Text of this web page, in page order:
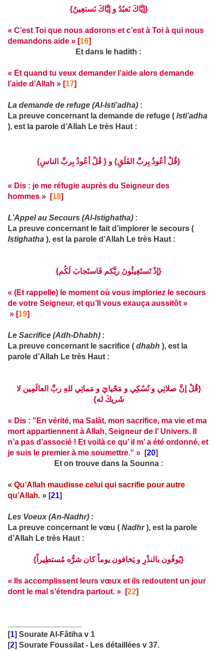
{إيَّاكَ نَعبُدُ و إيَّاكَ نَستعِينُ}
« C’est Toi que nous adorons et c’est à Toi à qui nous
demandons aide » [16]
Et dans le hadith :
« Et quand tu veux demander l’aide alors demande
l’aide d’Allah » [17]
La demande de refuge (Al-Isti’adha) :
La preuve concernant la demande de refuge ( Isti’adha
), est la parole d’Allah Le très Haut :
{قُلْ أعُوذُ بِربِّ الفَلَقِ} و { قُلْ أعُوذُ بِربِّ الناسِ}
« Dis : je me réfugie auprès du Seigneur des
hommes » [18]
L’Appel au Secours (Al-Istighatha) :
La preuve concernant le fait d’implorer le secours (
Istighatha ), est la parole d’Allah Le très Haut :
{إذْ تَستَغِيثُونَ ربَّكم فَاستَجابَ لَكُم}
« (Et rappelle) le moment où vous imploriez le secours
de votre Seigneur, et qu’Il vous exauça aussitôt »
» [19]
Le Sacrifice (Adh-Dhabh) :
La preuve concernant le sacrifice ( dhabh ), est la
parole d’Allah Le très Haut :
{قُلْ إنَّ صلاتِي و نُسُكِي و مَحْيايَ و مَماتِي للهِ ربِّ العالَمِين لا
شَريكَ له}
« Dis : "En vérité, ma Salât, mon sacrifice, ma vie et ma
mort appartiennent à Allah, Seigneur de l’ Univers. Il
n’a pas d’associé ! Et voilà ce qu’ il m’ a été ordonné, et
je suis le premier à me soumettre." » [20]
Et on trouve dans la Sounna :
« Qu’Allah maudisse celui qui sacrifie pour autre
qu’Allah. » [21]
Les Voeux (An-Nadhr) :
La preuve concernant le vœu ( Nadhr), est la parole
d’Allah Le très Haut :
{يُوفُون بالنذْرِ و يَخافون يوماً كان شرُّه مُستطِيراً}
« Ils accomplissent leurs vœux et ils redoutent un jour
dont le mal s’étendra partout. » [22]
[1] Sourate Al-Fâtiha v 1
[2] Sourate Foussilat - Les détaillées v 37.